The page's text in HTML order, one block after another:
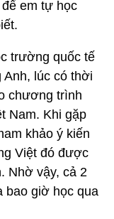
em tự học
trường quốc tế
Anh, lúc có thời
chương trình
Nam. Khi gặp
khảo ý kiến
Việt đó được
Nhờ vậy, cả 2
bao giờ học qua